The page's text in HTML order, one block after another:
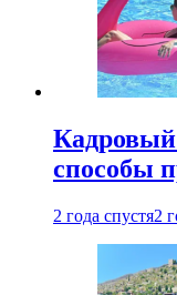
Кадровый
способы
2 года спустя2